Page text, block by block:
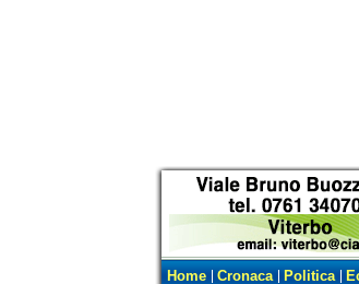
Home Cronaca Politica